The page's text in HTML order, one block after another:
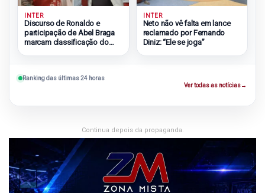
INTER
Discurso de Ronaldo e
participação de Abel Braga
marcam classificação do
INTER
Neto não vê falta em lance
reclamado por Fernando
Diniz: “Ele se joga”
Ranking das últimas 24 horas
Ver todas as notícias→
Continua depois da propaganda.